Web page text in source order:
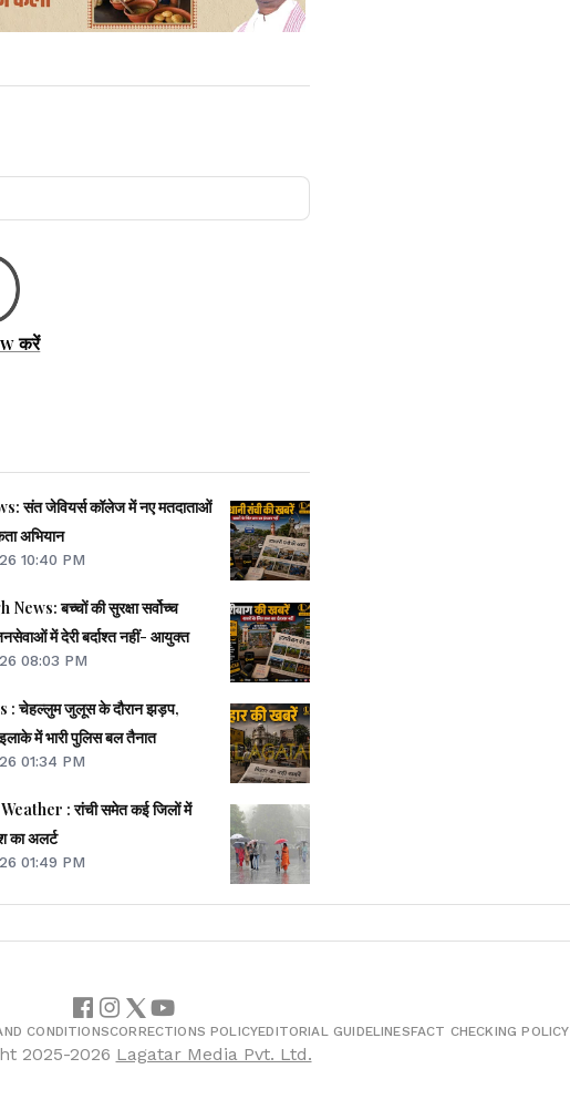
करें
संत जेवियर्स कॉलेज में नए मतदाताओं
अभियान
10:40 PM
बच्चों की सुरक्षा सर्वोच्च
में देरी बर्दाश्त नहीं- आयुक्त
08:03 PM
: चेहल्लुम जुलूस के दौरान झड़प,
में भारी पुलिस बल तैनात
01:34 PM
: रांची समेत कई जिलों में
का अलर्ट
01:49 PM
CONDITIONSCORRECTIONS POLICYEDITORIAL GUIDELINESFACT CHECKING POLICY
2025-2026 Lagatar Media Pvt. Ltd.